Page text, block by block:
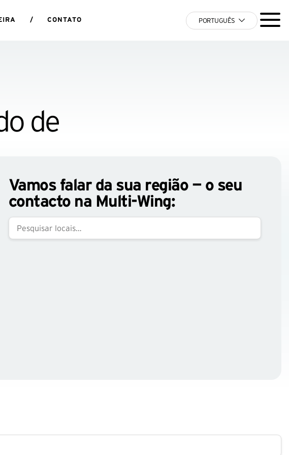
/ CONTATO PORTUGUÊS
de
Vamos falar da sua região — o seu
contacto na Multi-Wing: